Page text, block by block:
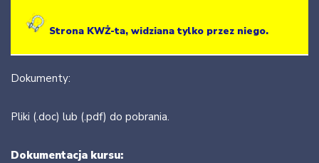
Strona KWŻ-ta, widziana tylko przez niego.
Dokumenty:
Pliki (.doc) lub (.pdf) do pobrania.
Dokumentacja kursu: